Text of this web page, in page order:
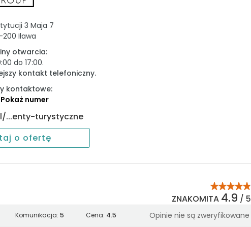
33,44 m²
7,86 m² Zapytaj o ofertę
1 35,72 m²
2 7,86 m²
7,86 m²
>
3 Maja 7
200 Iława
otwarcia:
do 17:00.
kontakt telefoniczny.
kontaktowe:
Pokaż numer
...enty-turystyczne
o ofertę
ZNAKOMITA 4.9 / 5
Komunikacja: 5 Cena: 4.5 Opinie nie są zweryfikowane